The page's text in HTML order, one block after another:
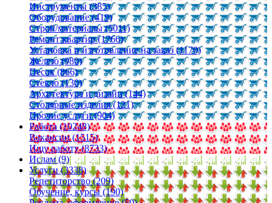
Инструменты (385)
Оборудование (419)
Строй/материалы (5011)
Ремонт квартир (1766)
Установка и изготовление на заказ (1170)
Железо (980)
Песок (866)
Стекло (130)
Архитектура и дизайн (144)
Столярные изделия (121)
Прочие услуги (904)
Работа (10248)
Вакансии (1515)
Ищу работу (8733)
Ислам (9)
Услуги (3338)
Репетиторство (209)
Обучение, курсы (190)